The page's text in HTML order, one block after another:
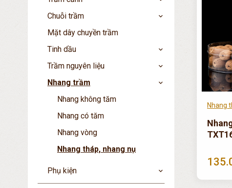
Chuỗi trầm expand_more
Mặt dây chuyền trầm
Tinh dầu
expand_more
Trầm nguyên liệu expand_more
Nhang trầm expand_more
Nhang không tăm
Nhang có tăm
Nhang vòng
Nhang tháp, nhang nụ
Phụ kiện expand_more
Nhang